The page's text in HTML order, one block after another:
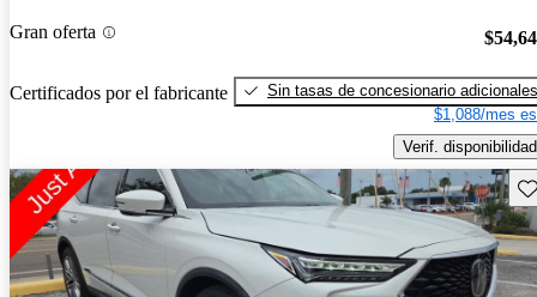
Gran oferta
Certificados por el fabricante
Sin tasas de concesionario adicionales
$1,088/mes
Verif. disponibilidad